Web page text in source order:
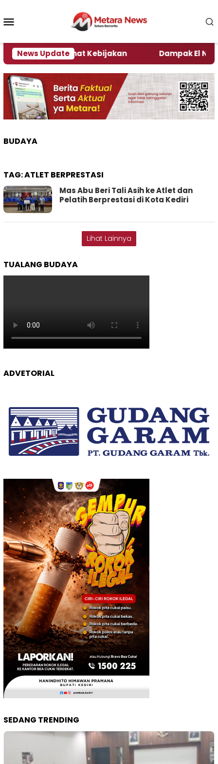
konten
News Update
Kata Pengamat Kebijakan Dampak El Nino,
BUDAYA
TAG:ATLET BERPRESTASI
Mas Abu Beri Tali Asih ke Atlet dan
Pelatih Berprestasi di Kota Kediri
Lihat Lainnya
TUALANG BUDAYA
ADVETORIAL
SEDANG TRENDING